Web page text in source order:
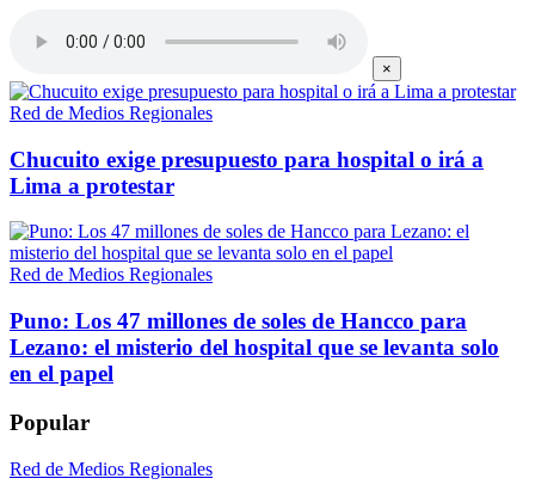
×
Red de Medios Regionales
Chucuito exige presupuesto para hospital o irá a
Lima a protestar
Red de Medios Regionales
Puno: Los 47 millones de soles de Hancco para
Lezano: el misterio del hospital que se levanta solo
en el papel
Popular
Red de Medios Regionales